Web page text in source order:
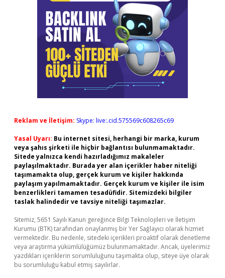
Reklam ve İletişim: Skype: live:.cid.575569c608265c69
Yasal Uyarı: Bu internet sitesi, herhangi bir marka, kurum
veya şahıs şirketi ile hiçbir bağlantısı bulunmamaktadır.
Sitede yalnızca kendi hazırladığımız makaleler
paylaşılmaktadır. Burada yer alan içerikler haber niteliği
taşımamakta olup, gerçek kurum ve kişiler hakkında
paylaşım yapılmamaktadır. Gerçek kurum ve kişiler ile isim
benzerlikleri tamamen tesadüfidir. Sitemizdeki bilgiler
taslak halindedir ve tavsiye niteliği taşımazlar.
Sitemiz, 5651 Sayılı Kanun gereğince Bilgi Teknolojileri ve İletişim
Kurumu (BTK) tarafından onaylanmış bir Yer Sağlayıcı olarak hizmet
vermektedir. Bu nedenle, sitedeki içerikleri proaktif olarak denetleme
veya araştırma yükümlülüğümüz bulunmamaktadır. Ancak, üyelerimiz
yazdıkları içeriklerin sorumluluğunu taşımakta olup, siteye üye olarak
bu sorumluluğu kabul etmiş sayılırlar.